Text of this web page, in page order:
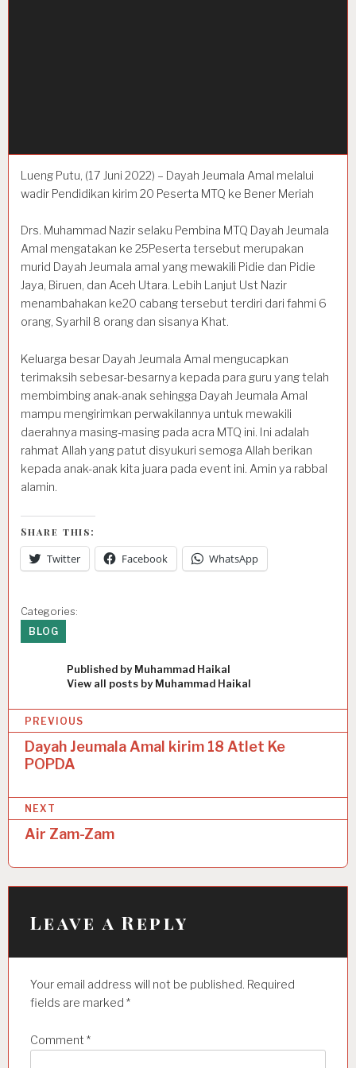
Lueng Putu, (17 Juni 2022) – Dayah Jeumala Amal melalui
wadir Pendidikan kirim 20 Peserta MTQ ke Bener Meriah
Drs. Muhammad Nazir selaku Pembina MTQ Dayah Jeumala
Amal mengatakan ke 25Peserta tersebut merupakan
murid Dayah Jeumala amal yang mewakili Pidie dan Pidie
Jaya, Biruen, dan Aceh Utara. Lebih Lanjut Ust Nazir
menambahakan ke20 cabang tersebut terdiri dari fahmi 6
orang, Syarhil 8 orang dan sisanya Khat.
Keluarga besar Dayah Jeumala Amal mengucapkan
terimaksih sebesar-besarnya kepada para guru yang telah
membimbing anak-anak sehingga Dayah Jeumala Amal
mampu mengirimkan perwakilannya untuk mewakili
daerahnya masing-masing pada acra MTQ ini. Ini adalah
rahmat Allah yang patut disyukuri semoga Allah berikan
kepada anak-anak kita juara pada event ini. Amin ya rabbal
alamin.
Share this:
Twitter Facebook WhatsApp
Categories:
BLOG
Published by Muhammad Haikal
View all posts by Muhammad Haikal
o
t
n
v
a
PREVIOUS
Dayah Jeumala Amal kirim 18 Atlet Ke
POPDA
NEXT
Air Zam-Zam
Leave a Reply
Your email address will not be published. Required
fields are marked *
Comment *